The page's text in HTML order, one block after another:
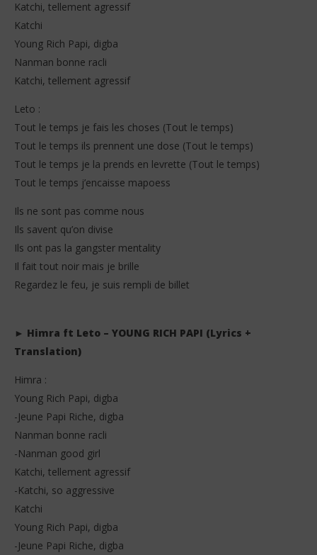
Katchi, tellement agressif
Katchi
Young Rich Papi, digba
Nanman bonne racli
Katchi, tellement agressif
Leto :
Tout le temps je fais les choses (Tout le temps)
Tout le temps ils prennent une dose (Tout le temps)
Tout le temps je la prends en levrette (Tout le temps)
Tout le temps j’encaisse mapoess
Ils ne sont pas comme nous
Ils savent qu’on divise
Ils ont pas la gangster mentality
Il fait tout noir mais je brille
Regardez le feu, je suis rempli de billet
► Himra ft Leto – YOUNG RICH PAPI (Lyrics +
Translation)
Himra :
Young Rich Papi, digba
-Jeune Papi Riche, digba
Nanman bonne racli
-Nanman good girl
Katchi, tellement agressif
-Katchi, so aggressive
Katchi
Young Rich Papi, digba
-Jeune Papi Riche, digba